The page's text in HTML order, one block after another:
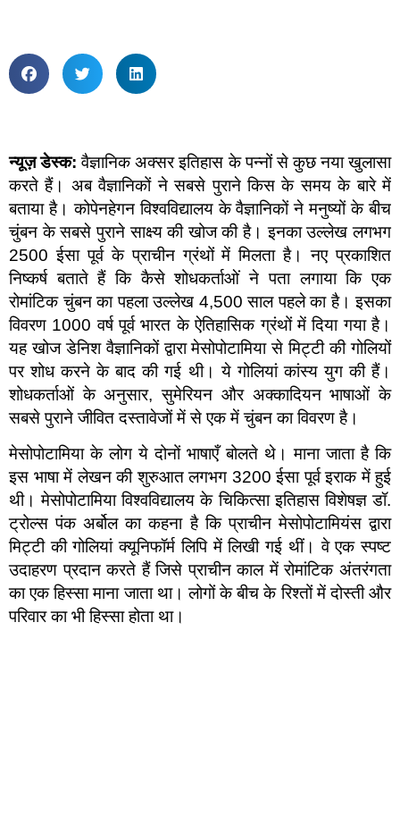
न्यूज़ डेस्क: वैज्ञानिक अक्सर इतिहास के पन्नों से कुछ नया खुलासा
करते हैं। अब वैज्ञानिकों ने सबसे पुराने किस के समय के बारे में
बताया है। कोपेनहेगन विश्वविद्यालय के वैज्ञानिकों ने मनुष्यों के बीच
चुंबन के सबसे पुराने साक्ष्य की खोज की है। इनका उल्लेख लगभग
2500 ईसा पूर्व के प्राचीन ग्रंथों में मिलता है। नए प्रकाशित
निष्कर्ष बताते हैं कि कैसे शोधकर्ताओं ने पता लगाया कि एक
रोमांटिक चुंबन का पहला उल्लेख 4,500 साल पहले का है। इसका
विवरण 1000 वर्ष पूर्व भारत के ऐतिहासिक ग्रंथों में दिया गया है।
यह खोज डेनिश वैज्ञानिकों द्वारा मेसोपोटामिया से मिट्टी की गोलियों
पर शोध करने के बाद की गई थी। ये गोलियां कांस्य युग की हैं।
शोधकर्ताओं के अनुसार, सुमेरियन और अक्कादियन भाषाओं के
सबसे पुराने जीवित दस्तावेजों में से एक में चुंबन का विवरण है।
मेसोपोटामिया के लोग ये दोनों भाषाएँ बोलते थे। माना जाता है कि
इस भाषा में लेखन की शुरुआत लगभग 3200 ईसा पूर्व इराक में हुई
थी। मेसोपोटामिया विश्वविद्यालय के चिकित्सा इतिहास विशेषज्ञ डॉ.
ट्रोल्स पंक अर्बोल का कहना है कि प्राचीन मेसोपोटामियंस द्वारा
मिट्टी की गोलियां क्यूनिफॉर्म लिपि में लिखी गई थीं। वे एक स्पष्ट
उदाहरण प्रदान करते हैं जिसे प्राचीन काल में रोमांटिक अंतरंगता
का एक हिस्सा माना जाता था। लोगों के बीच के रिश्तों में दोस्ती और
परिवार का भी हिस्सा होता था।